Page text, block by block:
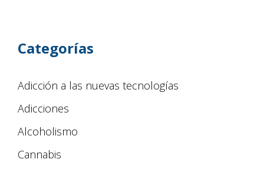
Categorías
Adicción a las nuevas tecnologías
Adicciones
Alcoholismo
Cannabis